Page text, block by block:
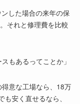
した場合の来年の保
それと修理費を比較
もあるってことか」
意な工場なら、18万
安く直せるなら、